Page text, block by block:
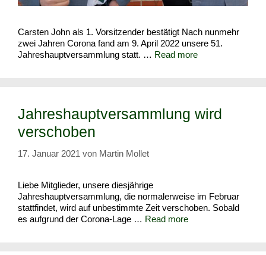
Carsten John als 1. Vorsitzender bestätigt Nach nunmehr
zwei Jahren Corona fand am 9. April 2022 unsere 51.
Jahreshauptversammlung statt. … Read more
Jahreshauptversammlung wird
verschoben
17. Januar 2021 von Martin Mollet
Liebe Mitglieder, unsere diesjährige
Jahreshauptversammlung, die normalerweise im Februar
stattfindet, wird auf unbestimmte Zeit verschoben. Sobald
es aufgrund der Corona-Lage … Read more